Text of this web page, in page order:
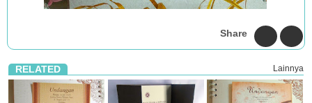
Share
RELATED Lainnya